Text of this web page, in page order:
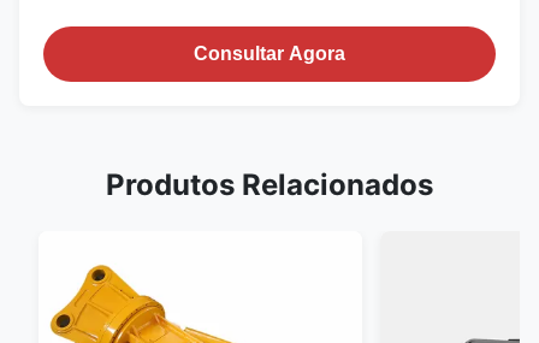
Consultar Agora
Produtos Relacionados